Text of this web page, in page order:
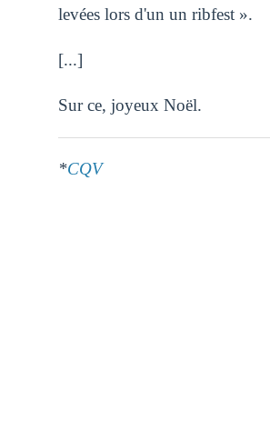
levées lors d'un un ribfest ».
[...]
Sur ce, joyeux Noël.
*CQV